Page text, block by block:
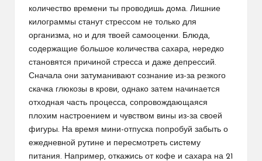
количество времени ты проводишь дома. Лишние
килограммы станут стрессом не только для
организма, но и для твоей самооценки. Блюда,
содержащие большое количества сахара, нередко
становятся причиной стресса и даже депрессий.
Сначала они затуманивают сознание из-за резкого
скачка глюкозы в крови, однако затем начинается
отходная часть процесса, сопровождающаяся
плохим настроением и чувством вины из-за своей
фигуры. На время мини-отпуска попробуй забыть о
ежедневной рутине и пересмотреть систему
питания. Например, откажись от кофе и сахара на 21